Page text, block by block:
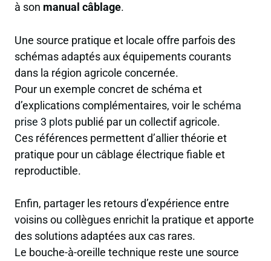
à son manual câblage.
Une source pratique et locale offre parfois des
schémas adaptés aux équipements courants
dans la région agricole concernée.
Pour un exemple concret de schéma et
d’explications complémentaires, voir le schéma
prise 3 plots publié par un collectif agricole.
Ces références permettent d’allier théorie et
pratique pour un câblage électrique fiable et
reproductible.
Enfin, partager les retours d’expérience entre
voisins ou collègues enrichit la pratique et apporte
des solutions adaptées aux cas rares.
Le bouche-à-oreille technique reste une source